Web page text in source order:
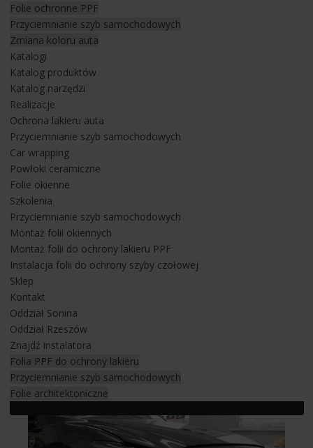
Folie ochronne PPF
Przyciemnianie szyb samochodowych
Zmiana koloru auta
Katalogi
Katalog produktów
Katalog narzędzi
Realizacje
Ochrona lakieru auta
Przyciemnianie szyb samochodowych
Car wrapping
Powłoki ceramiczne
Folie okienne
Szkolenia
Przyciemnianie szyb samochodowych
Montaż folii okiennych
Montaż folii do ochrony lakieru PPF
Instalacja folii do ochrony szyby czołowej
Sklep
Kontakt
Oddział Sonina
Oddział Rzeszów
Znajdź instalatora
Folia PPF do ochrony lakieru
Przyciemnianie szyb samochodowych
Folie architektoniczne
a lakier został odtłuszczony. Została przeprowadzona
inspekcja lakieru w celu stwierdzenia ubytków. Następnie
został przeprowadzony montaż niewidocznej folii ochronnej
- lampach przednich,
Jeżeli chcesz wykonać podobne zabezpieczenie swojego auta
bezbarwną folią PPF i uzyskać sprawdzoną ochronę lakieru lub
interesuje Cię przyciemnianie szyb samochodowych
zapraszamy do
umów się na spotkanie w naszym salonie w Rzeszowie ul.
Paderewskiego 49. Sprawdź również nasze realizacje na
Ochrona lakieru Mazdy 6 folią PPF